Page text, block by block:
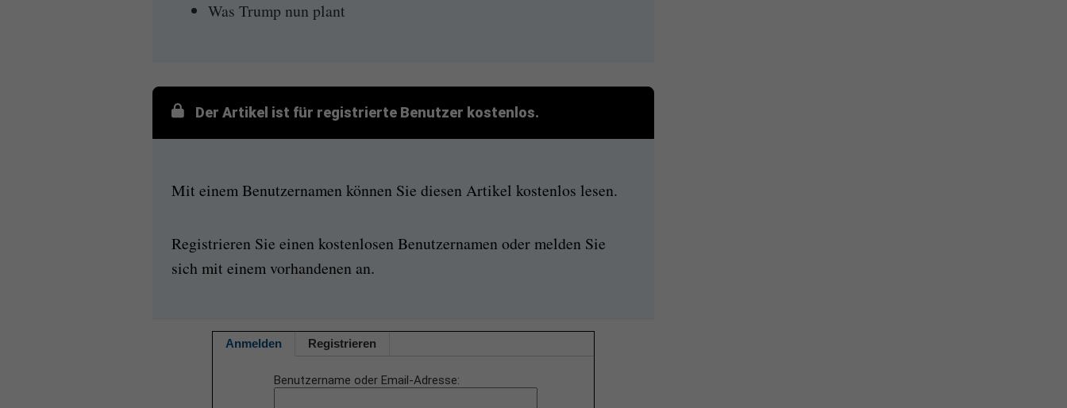
Was Trump nun plant
Der Artikel ist für registrierte Benutzer kostenlos.
Mit einem Benutzernamen können Sie diesen Artikel kostenlos lesen.
Registrieren Sie einen kostenlosen Benutzernamen oder melden Sie
sich mit einem vorhandenen an.
Anmelden Registrieren
Benutzername oder Email-Adresse